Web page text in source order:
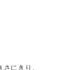
にきり、